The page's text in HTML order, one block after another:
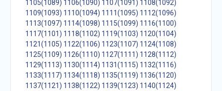
1105(1089) 1106(1090) 1107(1091) 1108(1092)
1109(1093) 1110(1094) 1111(1095) 1112(1096)
1113(1097) 1114(1098) 1115(1099) 1116(1100)
1117(1101) 1118(1102) 1119(1103) 1120(1104)
1121(1105) 1122(1106) 1123(1107) 1124(1108)
1125(1109) 1126(1110) 1127(1111) 1128(1112)
1129(1113) 1130(1114) 1131(1115) 1132(1116)
1133(1117) 1134(1118) 1135(1119) 1136(1120)
1137(1121) 1138(1122) 1139(1123) 1140(1124)